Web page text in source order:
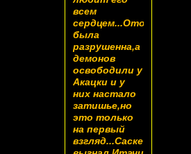
всем
сердцем...Ото
была
разрушенна,а
демонов
освободили у
Акацки и у
них настало
затишье,но
это только
на первый
взгляд...Саске